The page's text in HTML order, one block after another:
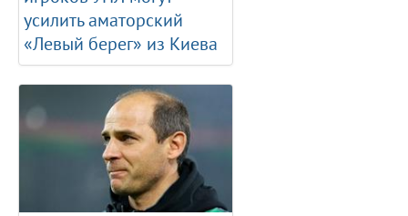
усилить аматорский
«Левый берег» из Киева